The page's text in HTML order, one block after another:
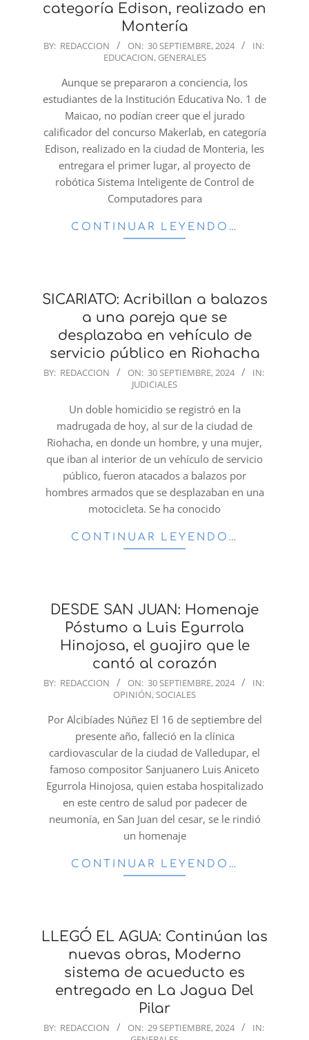
categoría Edison, realizado en
Montería
2024-
BY: REDACCION ON: 30 SEPTIEMBRE, 2024
IN:
EDUCACION, GENERALES
Aunque se prepararon a conciencia, los
estudiantes de la Institución Educativa No. 1 de
Maicao, no podían creer que el jurado
calificador del concurso Makerlab, en categoría
Edison, realizado en la ciudad de Monteria, les
entregara el primer lugar, al proyecto de
robótica Sistema Inteligente de Control de
Computadores para
CONTINUAR LEYENDO…
SICARIATO: Acribillan a balazos
a una pareja que se
desplazaba en vehículo de
servicio público en Riohacha
2024-
BY: REDACCION ON: 30 SEPTIEMBRE, 2024
IN:
JUDICIALES
Un doble homicidio se registró en la
madrugada de hoy, al sur de la ciudad de
Riohacha, en donde un hombre, y una mujer,
que iban al interior de un vehículo de servicio
público, fueron atacados a balazos por
hombres armados que se desplazaban en una
motocicleta. Se ha conocido
CONTINUAR LEYENDO…
DESDE SAN JUAN: Homenaje
Póstumo a Luis Egurrola
Hinojosa, el guajiro que le
cantó al corazón
2024-
30
BY: REDACCION ON: 30 SEPTIEMBRE, 2024
IN:
OPINIÓN,SOCIALES
Por Alcibíades Núñez El 16 de septiembre del
presente año, falleció en la clínica
cardiovascular de la ciudad de Valledupar, el
famoso compositor Sanjuanero Luis Aniceto
Egurrola Hinojosa, quien estaba hospitalizado
en este centro de salud por padecer de
neumonía, en San Juan del cesar, se le rindió
un homenaje
CONTINUAR LEYENDO…
LLEGÓ EL AGUA: Continúan las
nuevas obras, Moderno
sistema de acueducto es
entregado en La Jagua Del
Pilar
2024-
BY: REDACCION ON: 29 SEPTIEMBRE, 2024
IN: